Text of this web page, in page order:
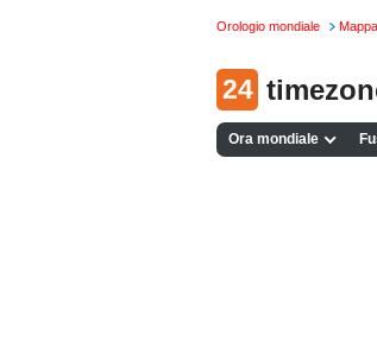
Orologio mondiale
24
Ora mondiale